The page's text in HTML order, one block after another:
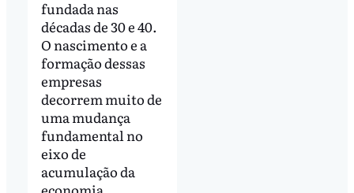
fundada nas
décadas de 30 e 40.
O nascimento e a
formação dessas
empresas
decorrem muito de
uma mudança
fundamental no
eixo de
acumulação da